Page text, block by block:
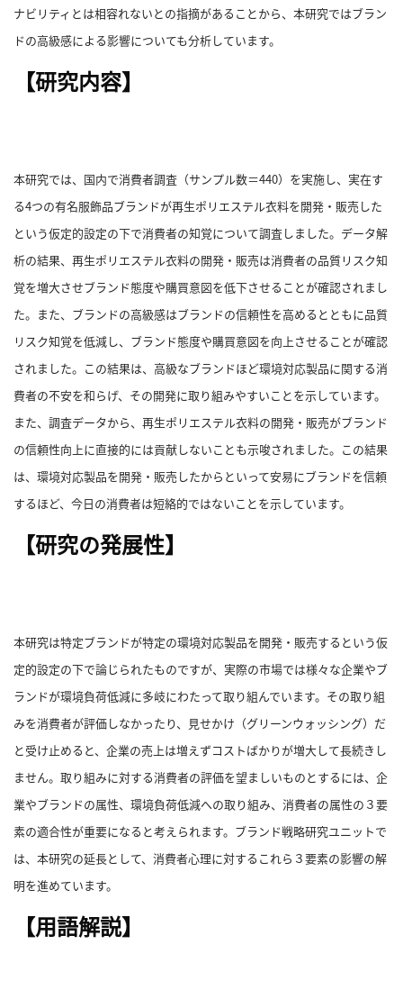
ラ
イ
シ
ー
ー
利
用
規
特
取
引
法
に
づ
く
表
問
せ
ナビリティとは相容れないとの指摘があることから、本研究ではブラン
ドの高級感による影響についても分析しています。
【研究内容】
本研究では、国内で消費者調査（サンプル数＝440）を実施し、実在す
る4つの有名服飾品ブランドが再生ポリエステル衣料を開発・販売した
という仮定的設定の下で消費者の知覚について調査しました。 データ解
析の結果、再生ポリエステル衣料の開発・販売は消費者の品質リスク知
覚を増大させブランド態度や購買意図を低下させることが確認されまし
た。 また、ブランドの高級感はブランドの信頼性を高めるとともに品質
リスク知覚を低減し、ブランド態度や購買意図を向上させることが確認
されました。 この結果は、高級なブランドほど環境対応製品に関する消
費者の不安を和らげ、その開発に取り組みやすいことを示しています。
また、調査データから、再生ポリエステル衣料の開発・販売がブランド
の信頼性向上に直接的には貢献しないことも示唆されました。 この結果
は、環境対応製品を開発・販売したからといって安易にブランドを信頼
するほど、今日の消費者は短絡的ではないことを示しています。
【研究の発展性】
本研究は特定ブランドが特定の環境対応製品を開発・販売するという仮
定的設定の下で論じられたものですが、実際の市場では様々な企業やブ
ランドが環境負荷低減に多岐にわたって取り組んでいます。 その取り組
みを消費者が評価しなかったり、見せかけ（グリーンウォッシング）だ
と受け止めると、企業の売上は増えずコストばかりが増大して長続きし
ません。 取り組みに対する消費者の評価を望ましいものとするには、企
業やブランドの属性、環境負荷低減への取り組み、消費者の属性の３要
素の適合性が重要になると考えられます。 ブランド戦略研究ユニットで
は、本研究の延長として、消費者心理に対するこれら３要素の影響の解
明を進めています。
【用語解説】